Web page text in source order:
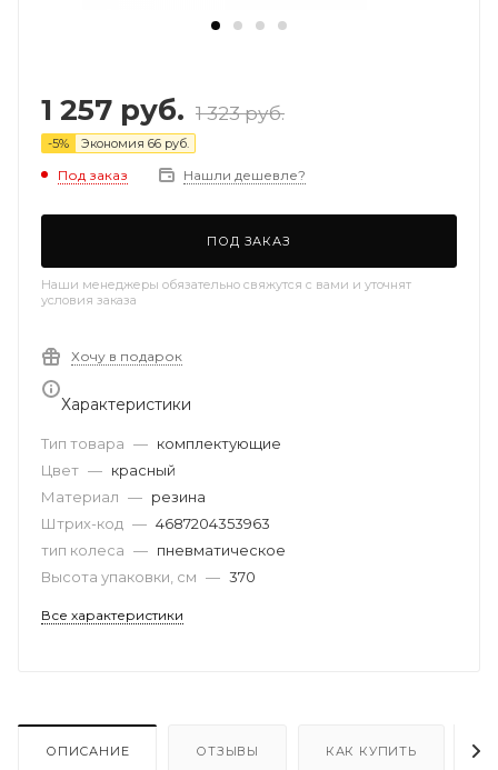
1 257 руб. 1 323руб.
-5% Экономия 66 руб.
Под заказ Нашли дешевле?
ПОД ЗАКАЗ
Наши менеджеры обязательно свяжутся с вами и уточнят
условия заказа
Хочу в подарок
Характеристики
Тип товара — комплектующие
Цвет — красный
Материал — резина
Штрих-код — 4687204353963
тип колеса — пневматическое
Высота упаковки, см — 370
Все характеристики
ОПИСАНИЕ ОТЗЫВЫ КАК КУПИТЬ